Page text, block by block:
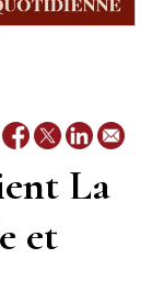
La
et